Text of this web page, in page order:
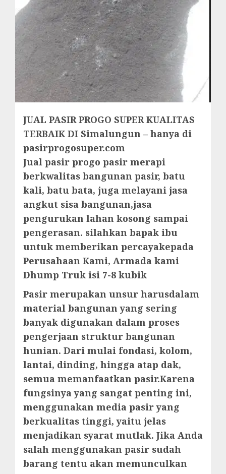
JUAL PASIR PROGO SUPER KUALITAS
TERBAIK DI Simalungun – hanya di
pasirprogosuper.com
Jual pasir progo pasir merapi
berkwalitas bangunan pasir, batu
kali, batu bata, juga melayani jasa
angkut sisa bangunan,jasa
pengurukan lahan kosong sampai
pengerasan. silahkan bapak ibu
untuk memberikan percayakepada
Perusahaan Kami, Armada kami
Dhump Truk isi 7-8 kubik
Pasir merupakan unsur harusdalam
material bangunan yang sering
banyak digunakan dalam proses
pengerjaan struktur bangunan
hunian. Dari mulai fondasi, kolom,
lantai, dinding, hingga atap dak,
semua memanfaatkan pasir.Karena
fungsinya yang sangat penting ini,
menggunakan media pasir yang
berkualitas tinggi, yaitu jelas
menjadikan syarat mutlak. Jika Anda
salah menggunakan pasir sudah
barang tentu akan memunculkan